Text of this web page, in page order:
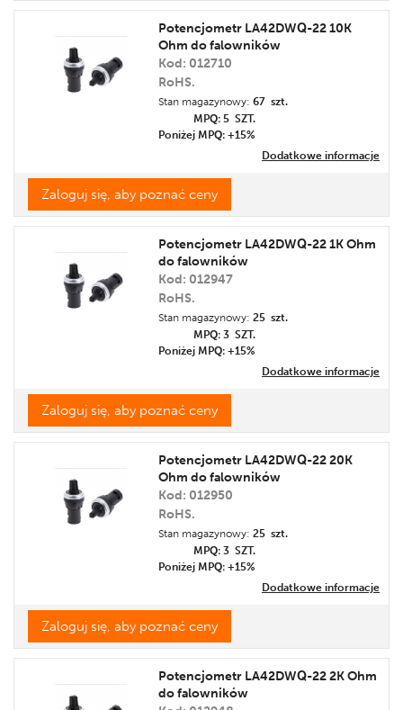
Potencjometr LA42DWQ-22 10K
Ohm do falowników
Kod: 012710
RoHS.
Stan magazynowy: 67 szt.
MPQ: 5 SZT.
Poniżej MPQ: +15%
Dodatkowe informacje
Zaloguj się, aby poznać ceny
Potencjometr LA42DWQ-22 1K Ohm
do falowników
Kod: 012947
RoHS.
Stan magazynowy: 25 szt.
MPQ: 3 SZT.
Poniżej MPQ: +15%
Dodatkowe informacje
Zaloguj się, aby poznać ceny
Potencjometr LA42DWQ-22 20K
Ohm do falowników
Kod: 012950
RoHS.
Stan magazynowy: 25 szt.
MPQ: 3 SZT.
Poniżej MPQ: +15%
Dodatkowe informacje
Zaloguj się, aby poznać ceny
Potencjometr LA42DWQ-22 2K Ohm
do falowników